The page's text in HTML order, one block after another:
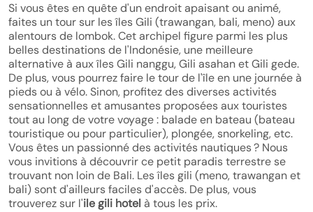
Si vous êtes en quête d'un endroit apaisant ou animé,
faites un tour sur les îles Gili (trawangan, bali, meno) aux
alentours de lombok. Cet archipel figure parmi les plus
belles destinations de l'Indonésie, une meilleure
alternative à aux îles Gili nanggu, Gili asahan et Gili gede.
De plus, vous pourrez faire le tour de l'île en une journée à
pieds ou à vélo. Sinon, profitez des diverses activités
sensationnelles et amusantes proposées aux touristes
tout au long de votre voyage : balade en bateau (bateau
touristique ou pour particulier), plongée, snorkeling, etc.
Vous êtes un passionné des activités nautiques ? Nous
vous invitions à découvrir ce petit paradis terrestre se
trouvant non loin de Bali. Les îles gili (meno, trawangan et
bali) sont d'ailleurs faciles d'accès. De plus, vous
trouverez sur l'ile gili hotel à tous les prix.